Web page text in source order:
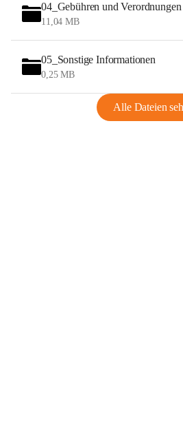
04_Gebühren und Verordnungen
11,04 MB
05_Sonstige Informationen
0,25 MB
Alle Dateien